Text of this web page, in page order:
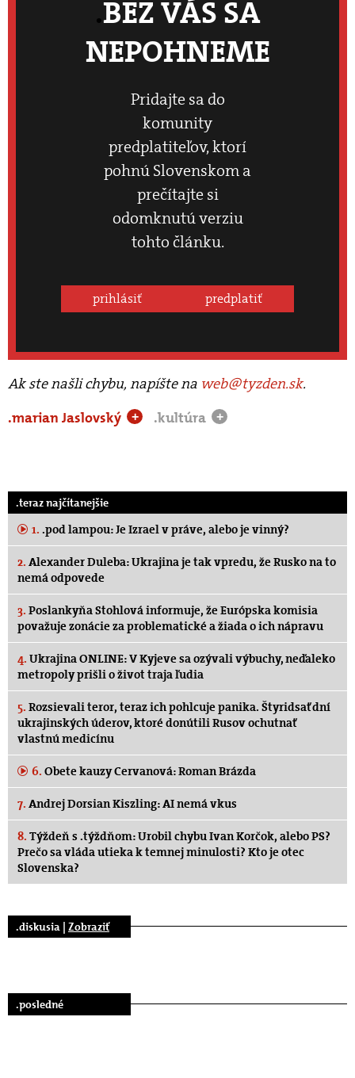
BEZ VÁS SA
NEPOHNEME
Pridajte sa do
komunity
predplatiteľov, ktorí
pohnú Slovenskom a
prečítajte si
odomknutú verziu
tohto článku.
prihlásiť predplatiť
Ak ste našli chybu, napíšte na web@tyzden.sk.
.marian Jaslovský
+ .kultúra +
.teraz najčítanejšie
1. .pod lampou: Je Izrael v práve, alebo je vinný?
2. Alexander Duleba: Ukrajina je tak vpredu, že Rusko na to
nemá odpovede
3. Poslankyňa Stohlová informuje, že Európska komisia
považuje zonácie za problematické a žiada o ich nápravu
4. Ukrajina ONLINE: V Kyjeve sa ozývali výbuchy, neďaleko
metropoly prišli o život traja ľudia
5. Rozsievali teror, teraz ich pohlcuje panika. Štyridsať dní
ukrajinských úderov, ktoré donútili Rusov ochutnať
vlastnú medicínu
6. Obete kauzy Cervanová: Roman Brázda
7. Andrej Dorsian Kiszling: AI nemá vkus
8. Týždeň s .týždňom: Urobil chybu Ivan Korčok, alebo PS?
Prečo sa vláda utieka k temnej minulosti? Kto je otec
Slovenska?
.diskusia | Zobraziť
.posledné